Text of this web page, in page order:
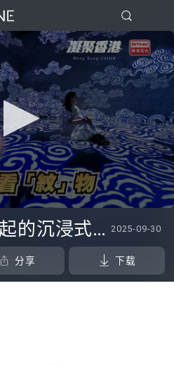
第857集 近年兴起的沉浸式艺术展览，如何令市民更深入了解文化艺术？ 2025-09-30
分享 下载